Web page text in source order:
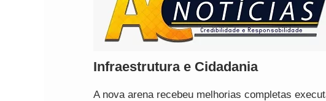
Infraestrutura e Cidadania
A nova arena recebeu melhorias completas